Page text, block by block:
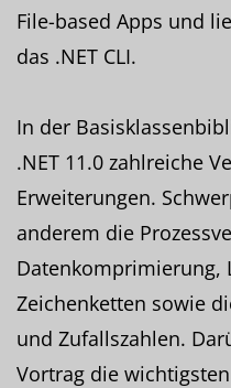
File-based Apps und
das .NET CLI.
In der
.NET 11.0 zahlreiche
Erweiterungen.
anderem die
Datenkomprimierung,
Zeichenketten sowie
und Zufallszahlen.
Vortrag die